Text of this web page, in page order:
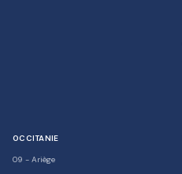
OCCITANIE
09 - Ariège